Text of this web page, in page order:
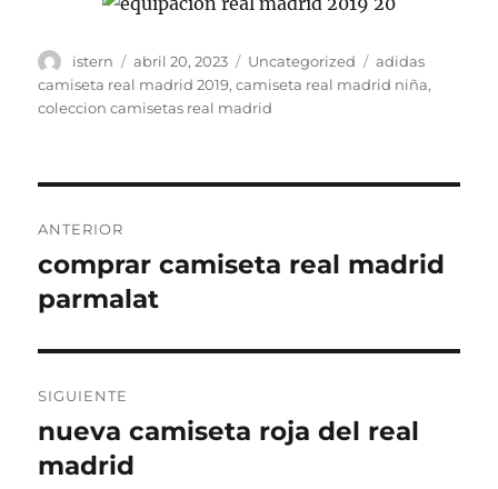
Autor
istern
Publicado
el
abril 20, 2023 Categorías
Uncategorized Etiquetas
adidas
camiseta real madrid 2019,camiseta real madrid niña,
coleccion camisetas real madrid
de
entradas
ANTERIOR
Entrada
anterior:
comprar camiseta real madrid
parmalat
SIGUIENTE
Entrada
siguiente:
nueva camiseta roja del real
madrid